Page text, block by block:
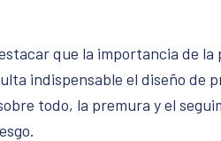
que la importancia de
indispensable el diseño
todo, la premura y el